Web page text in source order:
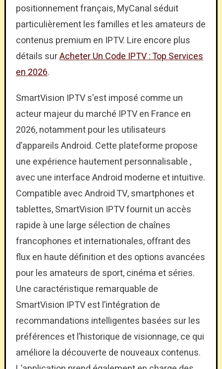
positionnement français, MyCanal séduit
particulièrement les familles et les amateurs de
contenus premium en IPTV. Lire encore plus
détails surAcheter Un Code IPTV : Top Services
en 2026.
SmartVision IPTV s’est imposé comme un
acteur majeur du marché IPTV en France en
2026, notamment pour les utilisateurs
d’appareils Android. Cette plateforme propose
une expérience hautement personnalisable ,
avec une interface Android moderne et intuitive.
Compatible avec Android TV, smartphones et
tablettes, SmartVision IPTV fournit un accès
rapide à une large sélection de chaînes
francophones et internationales, offrant des
flux en haute définition et des options avancées
pour les amateurs de sport, cinéma et séries.
Une caractéristique remarquable de
SmartVision IPTV est l’intégration de
recommandations intelligentes basées sur les
préférences et l’historique de visionnage, ce qui
améliore la découverte de nouveaux contenus.